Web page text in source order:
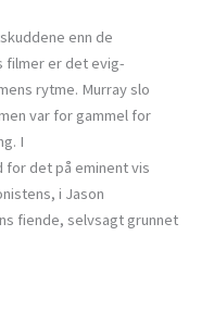
enn de
filmer er det evig-
rytme. Murray slo
var for gammel for
I
det på eminent vis
i Jason
fiende, selvsagt grunnet